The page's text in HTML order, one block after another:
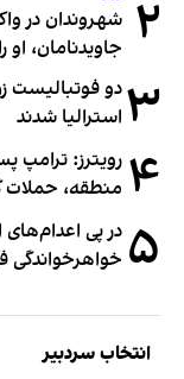
۲ شهروندان در
جاویدنامان، او
۳ استرالیا شدند
۴ رویترز: ترامپ
منطقه، حملات
۵ در پی
خواهرخواندگی
انتخاب سردبیر